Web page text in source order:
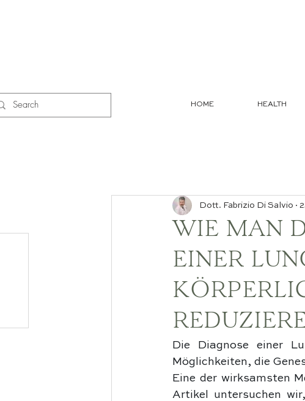
HOME HEALTH
WIE MAN
EINER
Dott. Fabrizio Di Salvio
Die Diagnose einer
Möglichkeiten, die
Eine der wirksamsten
Artikel untersuchen